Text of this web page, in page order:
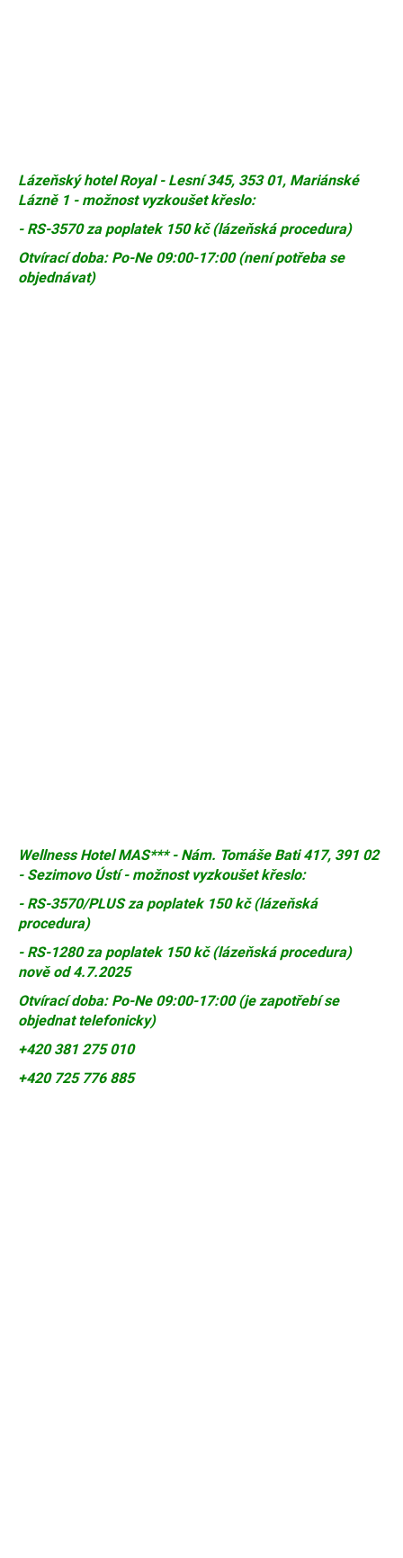
Lázeňský hotel Royal - Lesní 345, 353 01, Mariánské
Lázně 1 - možnost vyzkoušet křeslo:
- RS-3570 za poplatek 150 kč (lázeňská procedura)
Otvírací doba: Po-Ne 09:00-17:00 (není potřeba se
objednávat)
Wellness Hotel MAS*** - Nám. Tomáše Bati 417, 391 02
- Sezimovo Ústí - možnost vyzkoušet křeslo:
- RS-3570/PLUS za poplatek 150 kč (lázeňská
procedura)
- RS-1280 za poplatek 150 kč (lázeňská procedura)
nově od 4.7.2025
Otvírací doba: Po-Ne 09:00-17:00 (je zapotřebí se
objednat telefonicky)
+420 381 275 010
+420 725 776 885